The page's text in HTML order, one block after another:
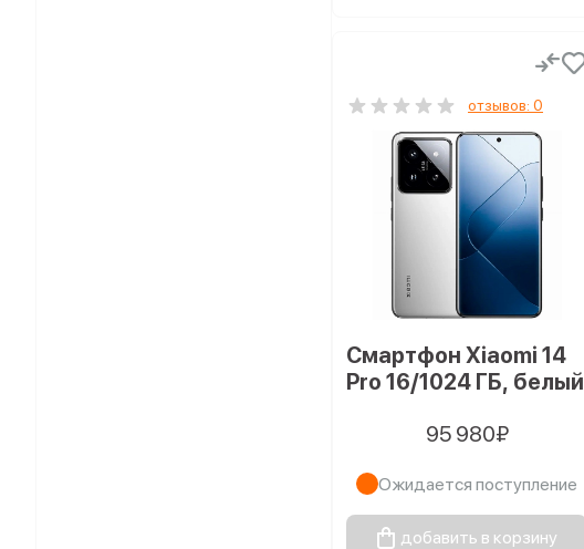
отзывов: 0
Смартфон Xiaomi 14
Pro 16/1024 ГБ, белый
95 980₽
Ожидается поступление
добавить в корзину